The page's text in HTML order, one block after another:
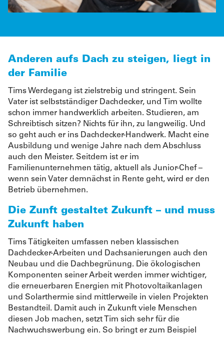
Anderen aufs Dach zu steigen, liegt in
der Familie
Tims Werdegang ist zielstrebig und stringent. Sein
Vater ist selbstständiger Dachdecker, und Tim wollte
schon immer handwerklich arbeiten. Studieren, am
Schreibtisch sitzen? Nichts für ihn, zu langweilig. Und
so geht auch er ins Dachdecker-Handwerk. Macht eine
Ausbildung und wenige Jahre nach dem Abschluss
auch den Meister. Seitdem ist er im
Familienunternehmen tätig, aktuell als Junior-Chef –
wenn sein Vater demnächst in Rente geht, wird er den
Betrieb übernehmen.
Die Zunft gestaltet Zukunft – und muss
Zukunft haben
Tims Tätigkeiten umfassen neben klassischen
Dachdecker-Arbeiten und Dachsanierungen auch den
Neubau und die Dachbegrünung. Die ökologischen
Komponenten seiner Arbeit werden immer wichtiger,
die erneuerbaren Energien mit Photovoltaikanlagen
und Solarthermie sind mittlerweile in vielen Projekten
Bestandteil. Damit auch in Zukunft viele Menschen
diesen Job machen, setzt Tim sich sehr für die
Nachwuchswerbung ein. So bringt er zum Beispiel